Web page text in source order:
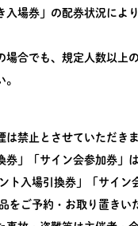
場券」の配券状況によ
場合でも、規定人数以
禁止とさせていただきま
」「サイン会参加券」
ト入場引換券」「サイン
をご予約・お取り置き